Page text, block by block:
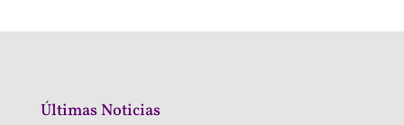
Últimas Noticias